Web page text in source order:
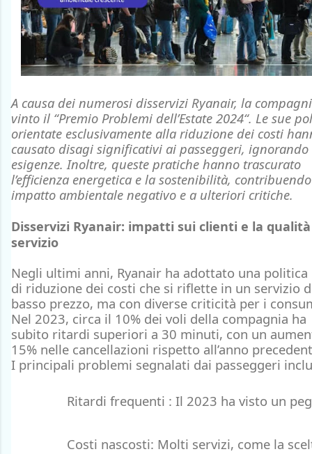
A causa dei numerosi disservizi Ryanair, la
vinto il “Premio Problemi dell’Estate 2024“. Le sue
orientate esclusivamente alla riduzione dei costi
causato disagi significativi ai passeggeri, ignorando
esigenze. Inoltre, queste pratiche hanno trascurato
l’efficienza energetica e la sostenibilità,
impatto ambientale negativo e a ulteriori critiche.
Disservizi Ryanair: impatti sui clienti e la
servizio
Negli ultimi anni, Ryanair ha adottato una politica
di riduzione dei costi che si riflette in un servizio
basso prezzo, ma con diverse criticità per i
Nel 2023, circa il 10% dei voli della compagnia ha
subito ritardi superiori a 30 minuti, con un
15% nelle cancellazioni rispetto all’anno
I principali problemi segnalati dai passeggeri
Ritardi frequenti : Il 2023 ha visto un
Costi nascosti: Molti servizi, come la